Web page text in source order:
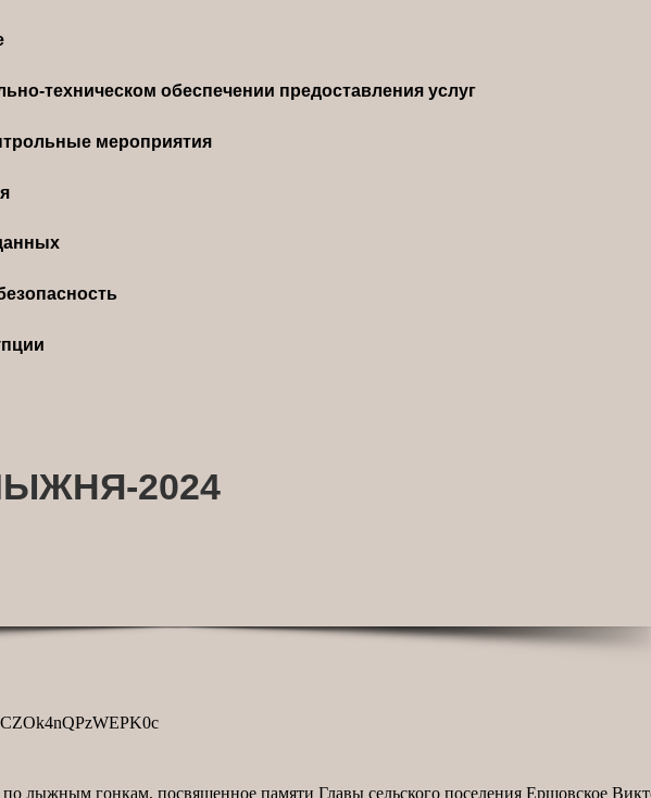
техническом обеспечении предоставления услуг
мероприятия
2024
лыжным гонкам, посвященное памяти Главы сельского поселения Ершовское